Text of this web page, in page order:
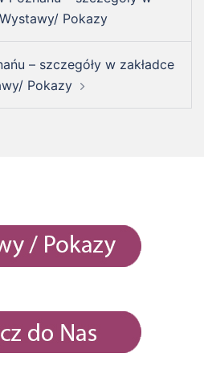
Pokazy
– szczegóły w zakładce
Pokazy